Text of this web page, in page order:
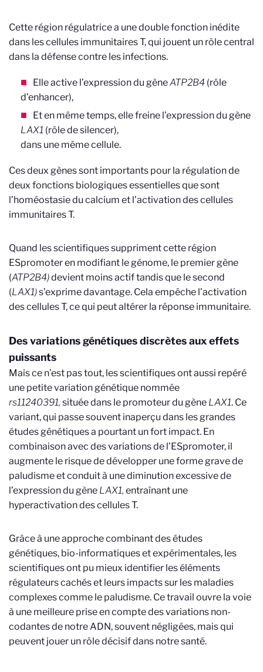
Cette région régulatrice a une double fonction inédite
dans les cellules immunitaires T, qui jouent un rôle central
dans la défense contre les infections.
Elle active l’expression du gèneATP2B4 (rôle
d’enhancer),
Et en même temps, elle freine l’expression du gène
LAX1 (rôle de silencer),
dans une même cellule.
Ces deux gènes sont importants pour la régulation de
deux fonctions biologiques essentielles que sont
l’homéostasie du calcium et l’activation des cellules
immunitaires T.
Quand les scientifiques suppriment cette région
ESpromoter en modifiant le génome, le premier gène
(ATP2B4)devient moins actiftandis que le second
(LAX1)s’exprime davantage. Cela empêche l’activation
des cellules T, ce qui peut altérer la réponse immunitaire.
Des variations génétiques discrètes aux effets
puissants
Mais ce n’est pas tout, les scientifiques ont aussi repéré
une petite variation génétique nommée
rs11240391, située dans le promoteur du gène LAX1. Ce
variant, qui passe souvent inaperçu dans les grandes
études génétiques a pourtant un fort impact. En
combinaison avec des variations de l’ESpromoter, il
augmente le risque de développer une forme grave de
paludisme et conduit à une diminution excessive de
l’expression du gène LAX1, entraînant une
hyperactivation des cellules T.
Grâce à une approche combinant des études
génétiques, bio-informatiques et expérimentales, les
scientifiques ont pu mieux identifier les éléments
régulateurs cachés et leurs impacts sur les maladies
complexes comme le paludisme. Ce travail ouvre la voie
à une meilleure prise en compte des variations non-
codantes de notre ADN, souvent négligées, mais qui
peuvent jouer un rôle décisif dans notre santé.